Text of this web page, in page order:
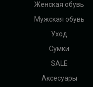
Женская обувь
Мужская обувь
Уход
Сумки
SALE
Аксесуары